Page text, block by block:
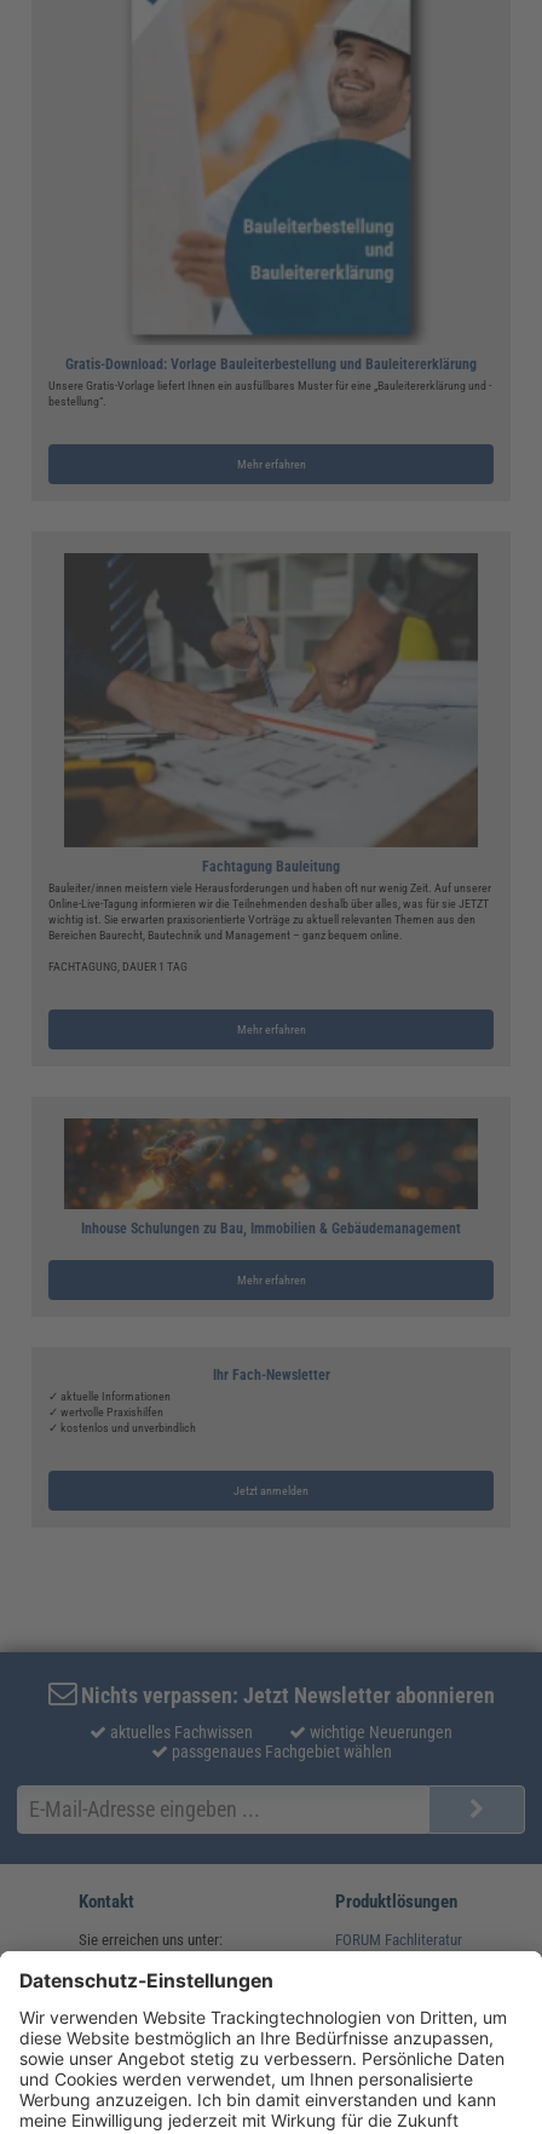
Gratis-Download: Vorlage Bauleiterbestellung und Bauleitererklärung
Unsere Gratis-Vorlage liefert Ihnen ein ausfüllbares Muster für eine „Bauleitererklärung und -
bestellung“.
Mehr erfahren
Fachtagung Bauleitung
Bauleiter/innen meistern viele Herausforderungen und haben oft nur wenig Zeit. Auf unserer
Online-Live-Tagung informieren wir die Teilnehmenden deshalb über alles, was für sie JETZT
wichtig ist. Sie erwarten praxisorientierte Vorträge zu aktuell relevanten Themen aus den
Bereichen Baurecht, Bautechnik und Management – ganz bequem online.
FACHTAGUNG, DAUER 1 TAG
Mehr erfahren
Inhouse Schulungen zu Bau, Immobilien & Gebäudemanagement
Mehr erfahren
Ihr Fach-Newsletter
✓ aktuelle Informationen
✓ wertvolle Praxishilfen
✓ kostenlos und unverbindlich
Jetzt anmelden
Nichts verpassen: Jetzt Newsletter abonnieren
aktuelles Fachwissen
wichtige Neuerungen
passgenaues Fachgebiet wählen
Kontakt
Sie erreichen uns unter:
(08233) 38 11 23
service@forum-verlag.com
Mo-Do 07:30 - 17:00 Uhr
Fr 07:30 - 15:00 Uhr
Produktlösungen
FORUM Fachliteratur
Folgen Sie uns